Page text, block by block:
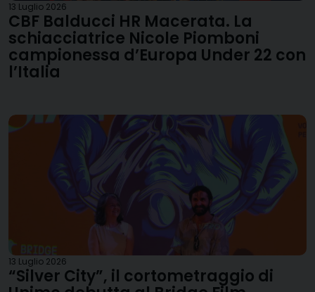
13 Luglio 2026
CBF Balducci HR Macerata. La
schiacciatrice Nicole Piomboni
campionessa d’Europa Under 22 con
l’Italia
13 Luglio 2026
“Silver City”, il cortometraggio di